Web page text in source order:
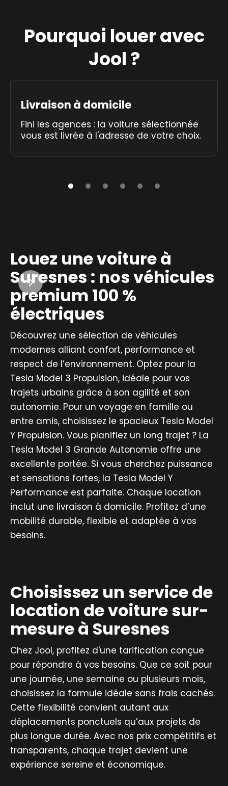
Pourquoi louer avec
Jool ?
Livraison à domicile
Fini les agences : la voiture sélectionnée
vous est livrée à l'adresse de votre choix.
Louez une voiture à
Suresnes : nos véhicules
premium 100 %
électriques
Découvrez une sélection de véhicules
modernes alliant confort, performance et
respect de l’environnement. Optez pour la
Tesla Model 3 Propulsion, idéale pour vos
trajets urbains grâce à son agilité et son
autonomie. Pour un voyage en famille ou
entre amis, choisissez le spacieux Tesla Model
Y Propulsion. Vous planifiez un long trajet ? La
Tesla Model 3 Grande Autonomie offre une
excellente portée. Si vous cherchez puissance
et sensations fortes, la Tesla Model Y
Performance est parfaite. Chaque location
inclut une livraison à domicile. Profitez d’une
mobilité durable, flexible et adaptée à vos
besoins.
Choisissez un service de
location de voiture sur-
mesure à Suresnes
Chez Jool, profitez d'une tarification conçue
pour répondre à vos besoins. Que ce soit pour
une journée, une semaine ou plusieurs mois,
choisissez la formule idéale sans frais cachés.
Cette flexibilité convient autant aux
déplacements ponctuels qu’aux projets de
plus longue durée. Avec nos prix compétitifs et
transparents, chaque trajet devient une
expérience sereine et économique.